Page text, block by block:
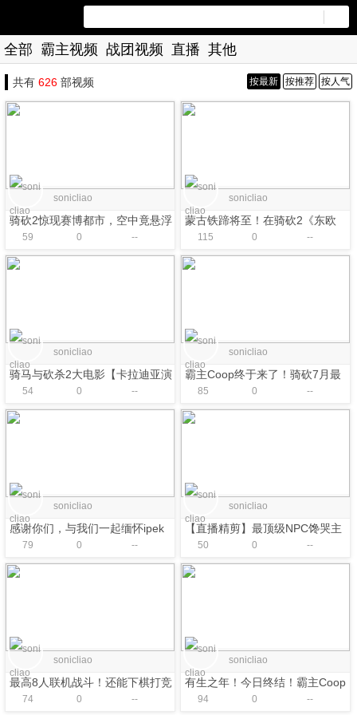
全部 霸主视频 战团视频 直播 其他
共有 626 部视频 按最新 按推荐 按人气
sonicliao
骑砍2惊现赛博都市，空中竟悬浮
着太空巨舰？！
59 0 --
sonicliao
蒙古铁蹄将至！在骑砍2《东欧
1259》中重塑中世纪东欧的命
运！
115 0 --
sonicliao
骑马与砍杀2大电影【卡拉迪亚演
义｜龙旗勇士・下】愿我们长
寿！
54 0 --
sonicliao
霸主Coop终于来了！骑砍7月最
全MOD资讯
85 0 --
sonicliao
感谢你们，与我们一起缅怀ipek
79 0 --
sonicliao
【直播精剪】最顶级NPC馋哭主
角，站二世为父证明！《骑砍2魔
戒》实况
50 0 --
sonicliao
最高8人联机战斗！还能下棋打竞
技！《霸主Coop》正式版上线！
74 0 --
sonicliao
有生之年！今日终结！霸主Coop
今日正式发布！
94 0 --